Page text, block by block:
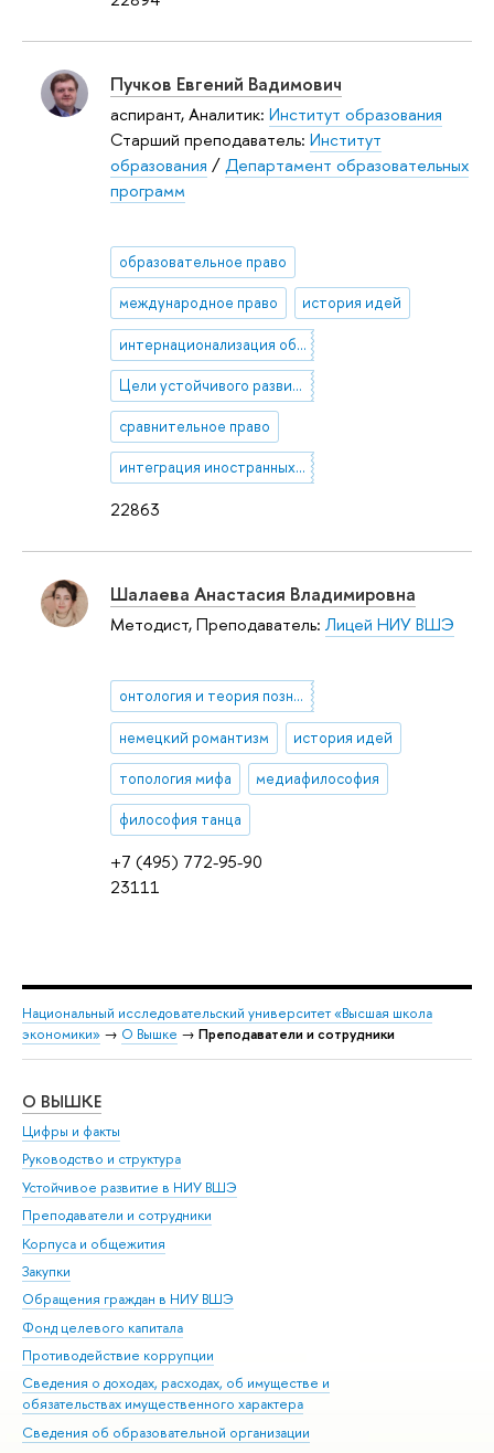
22863
Пучков Евгений Вадимович
аспирант, Аналитик: Институт образования
Старший преподаватель: Институт
образования /Департамент образовательных
программ
образовательное право
международное право история идей
интернационализация образования
Цели устойчивого развития (ЦУР)
сравнительное право
интеграция иностранных студентов
+7 (495) 772-95-90
23111
Шалаева Анастасия Владимировна
Методист, Преподаватель: Лицей НИУ ВШЭ
онтология и теория познания
немецкий романтизм история идей
топология мифа медиафилософия
философия танца
Национальный исследовательский университет «Высшая школа
экономики» → О Вышке → Преподаватели и сотрудники
О ВЫШКЕ
Цифры и факты
Руководство и структура
Устойчивое развитие в НИУ ВШЭ
Преподаватели и сотрудники
Корпуса и общежития
Закупки
Обращения граждан в НИУ ВШЭ
Фонд целевого капитала
Противодействие коррупции
Сведения о доходах, расходах, об имуществе и
обязательствах имущественного характера
Сведения об образовательной организации